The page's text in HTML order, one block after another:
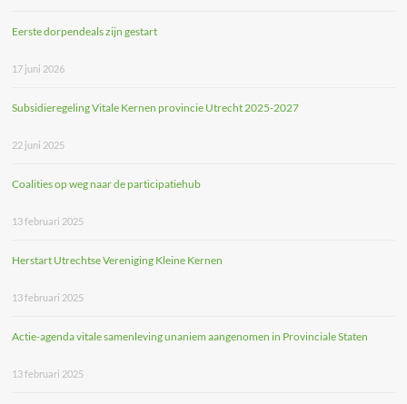
Eerste dorpendeals zijn gestart
17 juni 2026
Subsidieregeling Vitale Kernen provincie Utrecht 2025-2027
22 juni 2025
Coalities op weg naar de participatiehub
13 februari 2025
Herstart Utrechtse Vereniging Kleine Kernen
13 februari 2025
Actie-agenda vitale samenleving unaniem aangenomen in Provinciale Staten
13 februari 2025